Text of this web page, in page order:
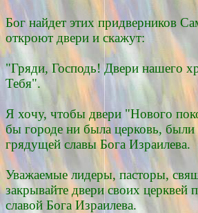
Бог найдет этих придверников
откроют двери и скажут:
"Гряди, Господь! Двери нашего
Тебя".
Я хочу, чтобы двери "Нового
бы городе ни была церковь,
грядущей славы Бога Израилева.
Уважаемые лидеры, пасторы,
закрывайте двери своих церквей
славой Бога Израилева.